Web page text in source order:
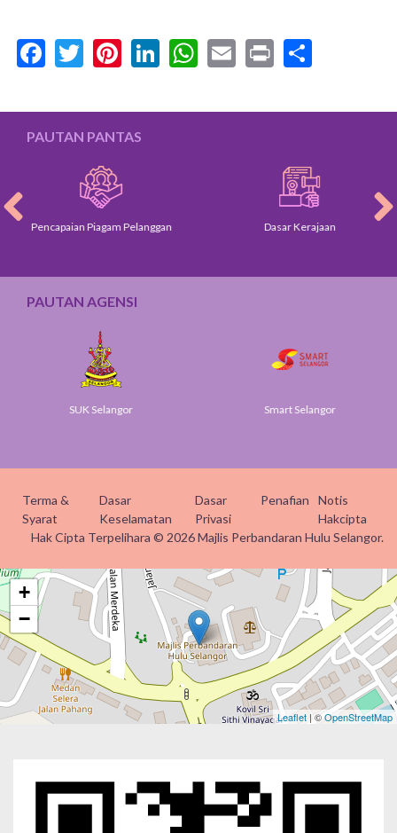
Facebook
Twitter
Pinterest
LinkedIn
WhatsApp
Email
Print
PAUTAN PANTAS
Pencapaian Piagam Pelanggan Dasar Kerajaan
PAUTAN AGENSI
SUK Selangor Smart Selangor
Terma &
Syarat
Dasar
Keselamatan
Dasar
Privasi
Penafian
Notis
Hakcipta
Hak Cipta Terpelihara © 2026 Majlis Perbandaran Hulu Selangor.
+
−
Leaflet | ©OpenStreetMap